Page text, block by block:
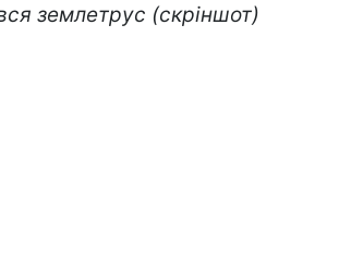
землетрус (скріншот)